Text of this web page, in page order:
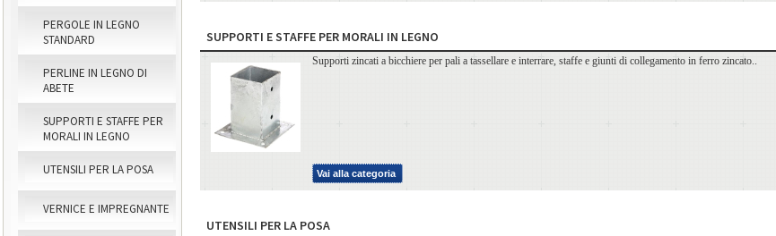
PERGOLE IN LEGNO
STANDARD
PERLINE IN LEGNO DI
ABETE
SUPPORTI E STAFFE PER
MORALI IN LEGNO
UTENSILI PER LA POSA
VERNICE E IMPREGNANTE
SUPPORTI E STAFFE PER MORALI IN LEGNO
Supporti zincati a bicchiere per pali a tassellare e interrare, staffe e giunti di collegamento in ferro zincato..
Vai alla categoria
UTENSILI PER LA POSA